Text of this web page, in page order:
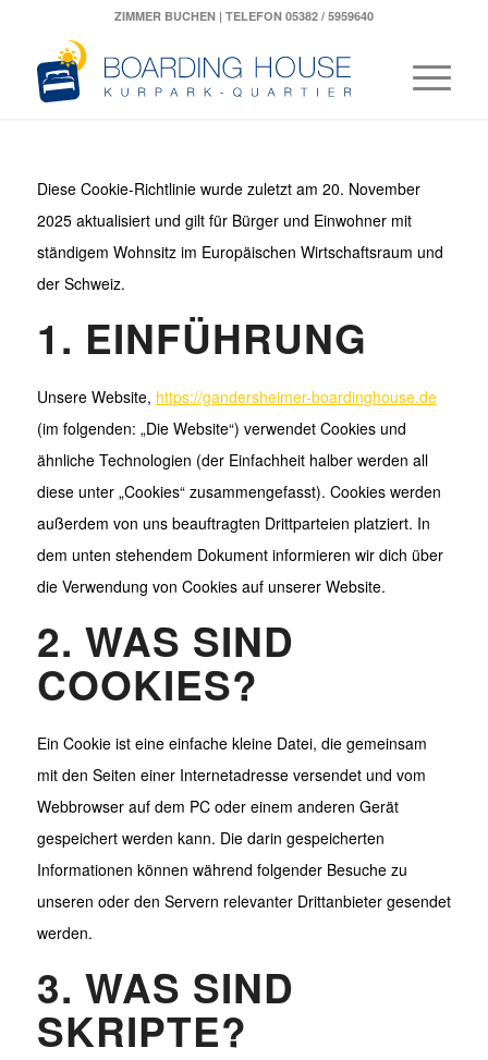
ZIMMER BUCHEN| TELEFON 05382 / 5959640
Diese Cookie-Richtlinie wurde zuletzt am 20. November
2025 aktualisiert und gilt für Bürger und Einwohner mit
ständigem Wohnsitz im Europäischen Wirtschaftsraum und
der Schweiz.
1. EINFÜHRUNG
Unsere Website, https://gandersheimer-boardinghouse.de
(im folgenden: „Die Website“) verwendet Cookies und
ähnliche Technologien (der Einfachheit halber werden all
diese unter „Cookies“ zusammengefasst). Cookies werden
außerdem von uns beauftragten Drittparteien platziert. In
dem unten stehendem Dokument informieren wir dich über
die Verwendung von Cookies auf unserer Website.
2. WAS SIND
COOKIES?
Ein Cookie ist eine einfache kleine Datei, die gemeinsam
mit den Seiten einer Internetadresse versendet und vom
Webbrowser auf dem PC oder einem anderen Gerät
gespeichert werden kann. Die darin gespeicherten
Informationen können während folgender Besuche zu
unseren oder den Servern relevanter Drittanbieter gesendet
werden.
3. WAS SIND
SKRIPTE?